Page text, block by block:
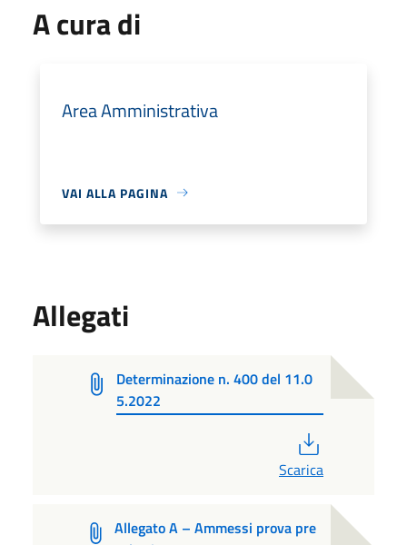
A cura di
Area Amministrativa
VAI ALLA PAGINA
Allegati
Determinazione n. 400 del 11.0
5.2022
Scarica
Allegato A – Ammessi prova pre